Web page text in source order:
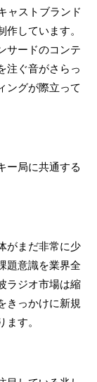
ャストブランド
しています。
サードのコンテ
注ぐ音がさらっ
ングが際立って
ー局に共通する
がまだ非常に少
題意識を業界全
ラジオ市場は縮
きっかけに新規
す。